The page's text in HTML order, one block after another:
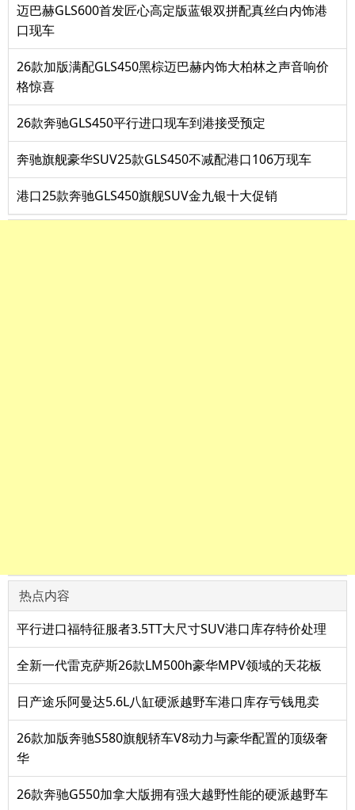
迈巴赫GLS600首发匠心高定版蓝银双拼配真丝白内饰港
口现车
26款加版满配GLS450黑棕迈巴赫内饰大柏林之声音响价
格惊喜
26款奔驰GLS450平行进口现车到港接受预定
奔驰旗舰豪华SUV25款GLS450不减配港口106万现车
港口25款奔驰GLS450旗舰SUV金九银十大促销
热点内容
平行进口福特征服者3.5TT大尺寸SUV港口库存特价处理
全新一代雷克萨斯26款LM500h豪华MPV领域的天花板
日产途乐阿曼达5.6L八缸硬派越野车港口库存亏钱甩卖
26款加版奔驰S580旗舰轿车V8动力与豪华配置的顶级奢
华
26款奔驰G550加拿大版拥有强大越野性能的硬派越野车